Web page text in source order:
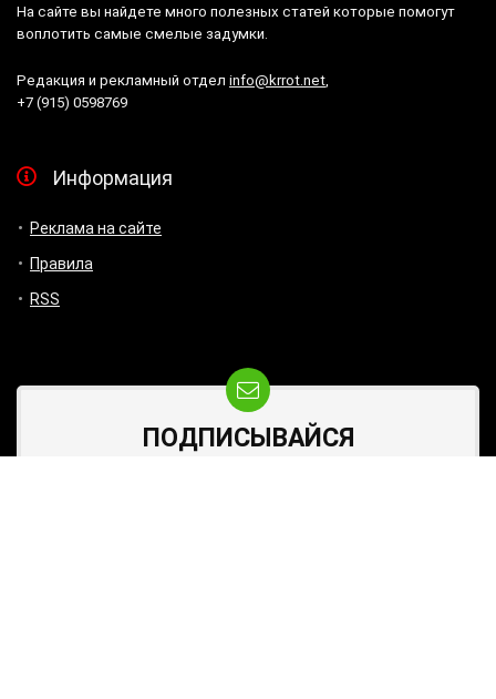
На сайте вы найдете много полезных статей которые помогут
воплотить самые смелые задумки.
Редакция и рекламный отдел info@krrot.net,
+7 (915) 0598769
Информация
Реклама на сайте
Правила
RSS
ПОДПИСЫВАЙСЯ